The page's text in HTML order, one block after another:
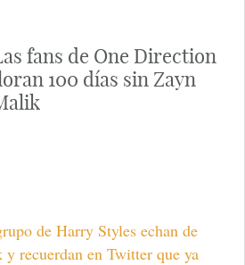
fans de One Direction
100 días sin Zayn
de Harry Styles echan de
recuerdan en Twitter que ya